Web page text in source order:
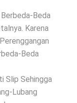
Beda
Karena
Beda
Slip Sehingga
Lubang